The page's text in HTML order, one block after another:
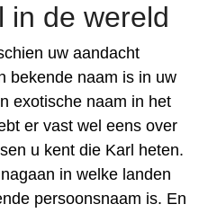
in de wereld
uw aandacht
bekende naam is in uw
exotische naam in het
er vast wel eens over
u kent die Karl heten.
in welke landen
persoonsnaam is. En